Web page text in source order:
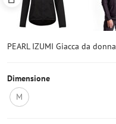
PEARL IZUMI Giacca da
Dimensione
M